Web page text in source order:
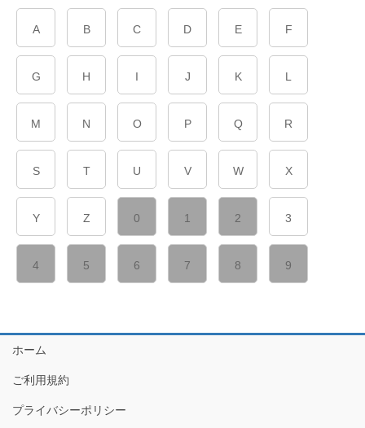
A B C D E F
G H I J K L
M N O P Q R
S T U V W X
Y Z 0 1 2 3
4 5 6 7 8 9
ホーム
ご利用規約
プライバシーポリシー